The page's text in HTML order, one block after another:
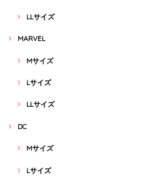
LLサイズ
MARVEL
Mサイズ
Lサイズ
LLサイズ
DC
Mサイズ
Lサイズ